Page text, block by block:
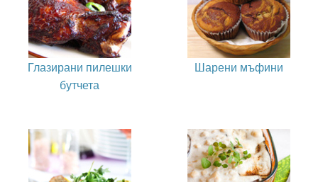
Глазирани пилешки
бутчета
Шарени мъфини